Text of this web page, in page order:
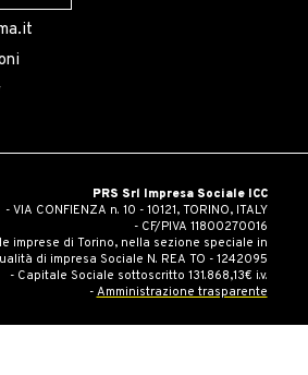
PRS Srl Impresa Sociale ICC
- VIA CONFIENZA n. 10 - 10121, TORINO, ITALY
- CF/PIVA 11800270016
imprese di Torino, nella sezione speciale in
di impresa Sociale N. REA TO - 1242095
- Capitale Sociale sottoscritto 131.868,13€ i.v.
- Amministrazione trasparente